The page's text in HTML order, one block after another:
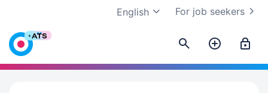
For job seekers
English